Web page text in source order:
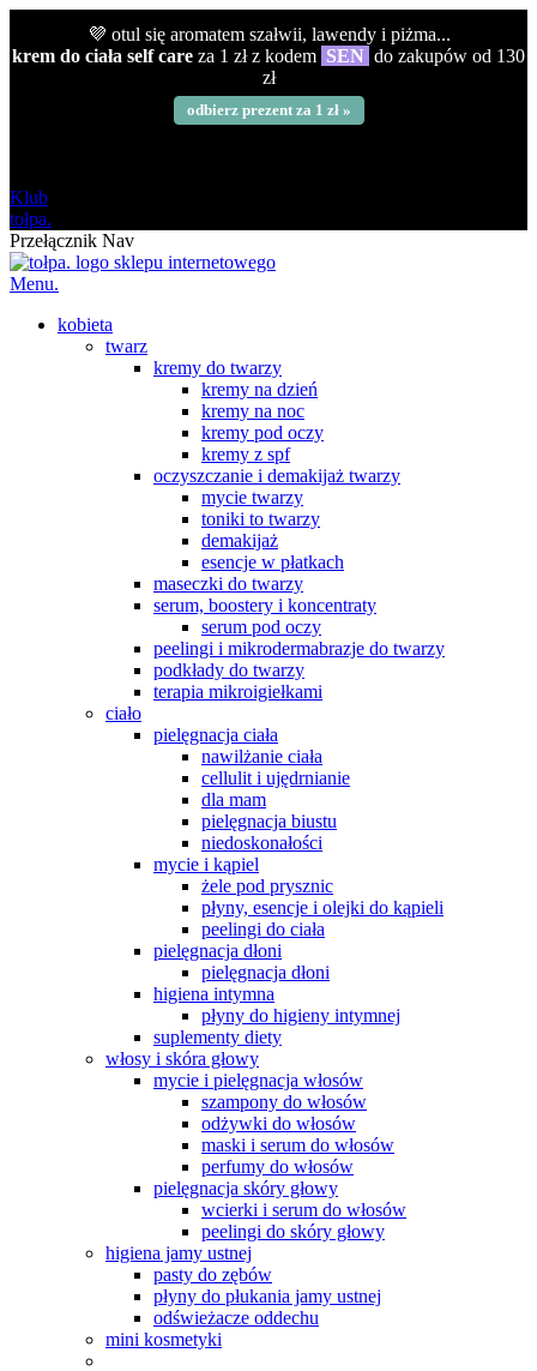
💜 otul się aromatem szałwii, lawendy i piżma...
krem do ciała self care za 1 zł z kodem SEN do zakupów od 130
zł
odbierz prezent za 1 zł »
Klub
tołpa.
Przełącznik Nav
Menu.
kobieta
twarz
kremy do twarzy
kremy na dzień
kremy na noc
kremy pod oczy
kremy z spf
oczyszczanie i demakijaż twarzy
mycie twarzy
toniki to twarzy
demakijaż
esencje w płatkach
maseczki do twarzy
serum, boostery i koncentraty
serum pod oczy
peelingi i mikrodermabrazje do twarzy
podkłady do twarzy
terapia mikroigiełkami
ciało
pielęgnacja ciała
nawilżanie ciała
cellulit i ujędrnianie
dla mam
pielęgnacja biustu
niedoskonałości
mycie i kąpiel
żele pod prysznic
płyny, esencje i olejki do kąpieli
peelingi do ciała
pielęgnacja dłoni
pielęgnacja dłoni
higiena intymna
płyny do higieny intymnej
suplementy diety
włosy i skóra głowy
mycie i pielęgnacja włosów
szampony do włosów
odżywki do włosów
maski i serum do włosów
perfumy do włosów
pielęgnacja skóry głowy
wcierki i serum do włosów
peelingi do skóry głowy
higiena jamy ustnej
pasty do zębów
płyny do płukania jamy ustnej
odświeżacze oddechu
mini kosmetyki